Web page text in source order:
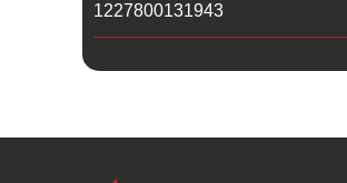
1227800131943